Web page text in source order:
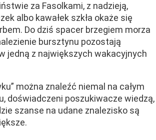
za Fasolkami, z nadzieją,
albo kawałek szkła okaże się
Do dziś spacer brzegiem morza
bursztynu pozostają
jedną z największych wakacyjnych
można znaleźć niemal na całym
doświadczeni poszukiwacze wiedzą,
szanse na udane znalezisko są